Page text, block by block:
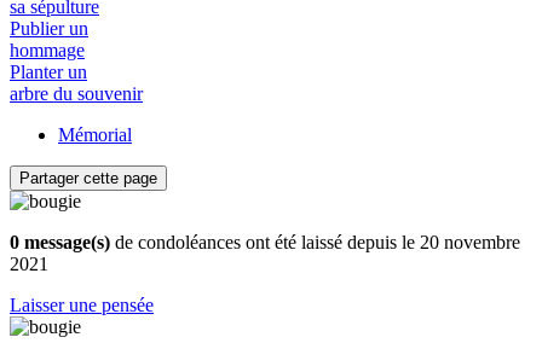
sa sépulture
Publier un
hommage
Planter un
arbre du souvenir
Mémorial
Partager cette page
0 message(s) de condoléances ont été laissé depuis le 20 novembre
2021
Laisser une pensée